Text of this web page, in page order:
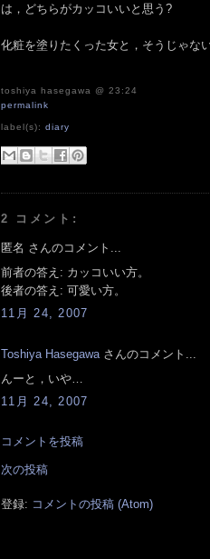
は，どちらがカッコいいと思う?
化粧を塗りたくった女と，そうじゃな
toshiya hasegawa @ 23:24
permalink
label(s):diary
2 コメント:
匿名 さんのコメント...
前者の答え: カッコいい方。
後者の答え: 可愛い方。
11月 24, 2007
Toshiya Hasegawaさんのコメント...
んーと，いや…
11月 24, 2007
コメントを投稿
次の投稿
登録: コメントの投稿 (Atom)